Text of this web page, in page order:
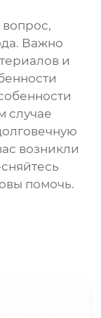
Важно
и
случае
возникли
помочь.